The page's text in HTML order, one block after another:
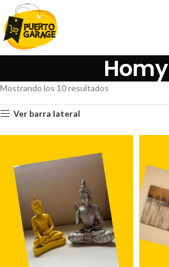
Homy
Mostrando los 10 resultados
Ver barra lateral